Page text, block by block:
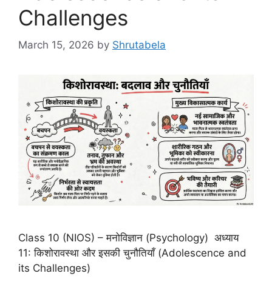
Challenges
March 15, 2026 by Shrutabela
Class 10 (NIOS) – मनोविज्ञान (Psychology) अध्याय
11: किशोरावस्था और इसकी चुनौतियाँ (Adolescence and
its Challenges)